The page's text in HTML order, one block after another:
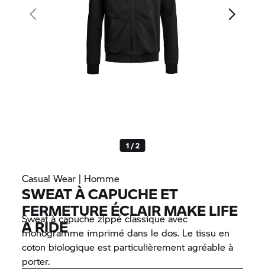
1 / 2
Casual Wear | Homme
SWEAT À CAPUCHE ET
FERMETURE ÉCLAIR MAKE LIFE
A RIDE
Sweat à capuche zippé classique avec
monogramme imprimé dans le dos. Le tissu en
coton biologique est particulièrement agréable à
porter.